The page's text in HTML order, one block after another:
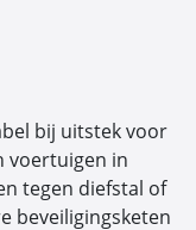
bij uitstek voor
voertuigen in
tegen diefstal of
beveiligingsketen